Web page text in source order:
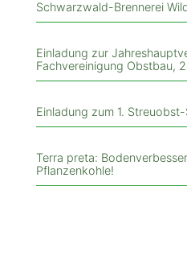
Schwarzwald-Brennerei
Einladung zur
Fachvereinigung Obstbau,
Einladung zum 1.
Terra preta:
Pflanzenkohle!